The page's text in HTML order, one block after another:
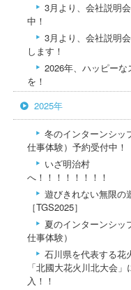
3月より、会社説明
中！
3月より、会社説明
します！
2026年、ハッピーな
を！
2025年
冬のインターンシッ
仕事体験）予約受付中！
いざ明治村
へ！！！！！！！！
遊びきれない無限の
［TGS2025］
夏のインターンシッ
仕事体験）
石川県を代表する花
「北國大花火川北大会」
入！！